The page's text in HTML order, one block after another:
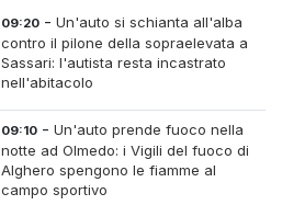
09:20 -Un'auto si schianta all'alba
contro il pilone della sopraelevata a
Sassari: l'autista resta incastrato
nell'abitacolo
09:10 -Un'auto prende fuoco nella
notte ad Olmedo: i Vigili del fuoco di
Alghero spengono le fiamme al
campo sportivo